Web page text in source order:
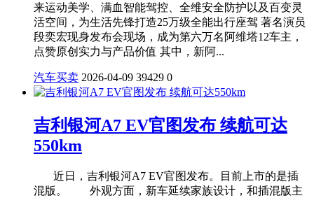
来运动美学、满血智能驾控、全维安全防护以及百变灵
活空间，为生活先锋打造25万级全能出行座驾 著名演员
段奕宏现身发布会现场，成为第六万名阿维塔12车主，
点赞原创实力与产品价值 其中，新阿...
汽车买卖 2026-04-09 39429 0
吉利银河A7 EV官图发布 续航可达
550km
近日，吉利银河A7 EV官图发布。目前上市的是插
混版。 外观方面，新车延续家族设计，和插混版主